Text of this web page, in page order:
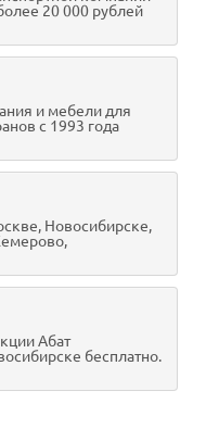
20 000 рублей
и мебели для
с 1993 года
Новосибирске,
Абат
бесплатно.